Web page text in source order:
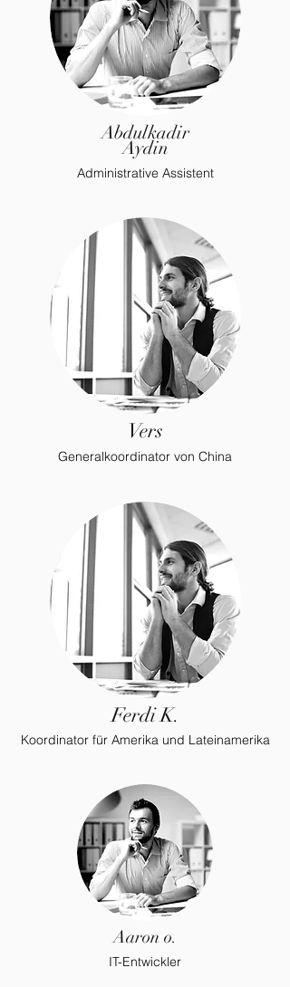
Abdulkadir
Aydin
Administrative Assistent
Vers
Generalkoordinator von China
Ferdi K.
Koordinator für Amerika und Lateinamerika
Aaron o.
IT-Entwickler